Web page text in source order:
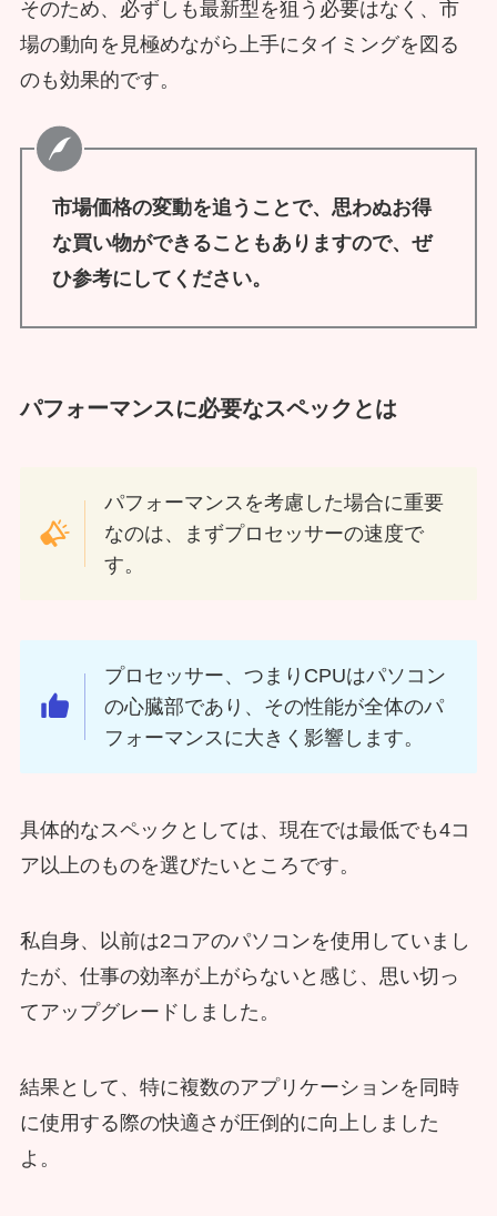
そのため、必ずしも最新型を狙う必要はなく、市
場の動向を見極めながら上手にタイミングを図る
のも効果的です。
市場価格の変動を追うことで、思わぬお得
な買い物ができることもありますので、ぜ
ひ参考にしてください。
パフォーマンスに必要なスペックとは
パフォーマンスを考慮した場合に重要
なのは、まずプロセッサーの速度で
す。
プロセッサー、つまりCPUはパソコン
の心臓部であり、その性能が全体のパ
フォーマンスに大きく影響します。
具体的なスペックとしては、現在では最低でも4コ
ア以上のものを選びたいところです。
私自身、以前は2コアのパソコンを使用していまし
たが、仕事の効率が上がらないと感じ、思い切っ
てアップグレードしました。
結果として、特に複数のアプリケーションを同時
に使用する際の快適さが圧倒的に向上しました
よ。